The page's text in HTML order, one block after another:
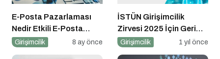
E-Posta Pazarlaması
Nedir Etkili E-Posta
Pazarlaması için 10
Girişimcilik 8 ay önce
İSTÜN Girişimcilik
Zirvesi 2025 İçin Geri
Sayım
Girişimcilik 1 yıl önce